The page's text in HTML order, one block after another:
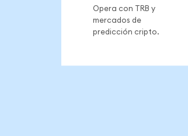
Opera con TRB y
mercados de
predicción cripto.